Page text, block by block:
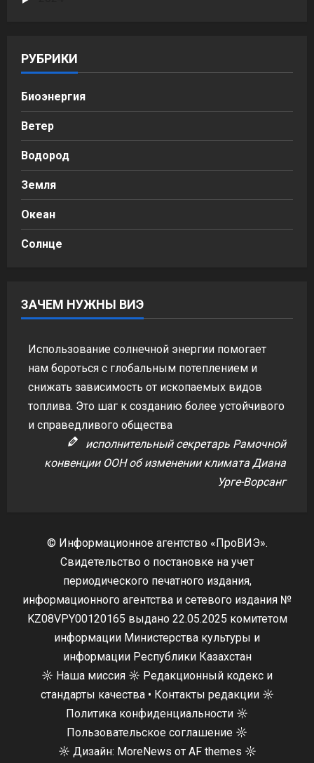
РУБРИКИ
Биоэнергия
Ветер
Водород
Земля
Океан
Солнце
ЗАЧЕМ НУЖНЫ ВИЭ
Использование солнечной энергии помогает
нам бороться с глобальным потеплением и
снижать зависимость от ископаемых видов
топлива. Это шаг к созданию более устойчивого
и справедливого общества
исполнительный секретарь Рамочной
конвенции ООН об изменении климата Диана
Урге-Ворсанг
© Информационное агентство «ПроВИЭ».
Свидетельство о постановке на учет
периодического печатного издания,
информационного агентства и сетевого издания №
KZ08VPY00120165 выдано 22.05.2025 комитетом
информации Министерства культуры и
информации Республики Казахстан
☼ Наша миссия ☼ Редакционный кодекс и
стандарты качества• Контакты редакции☼
Политика конфиденциальности ☼
Пользовательское соглашение ☼
☼ Дизайн: MoreNews от AF themes ☼